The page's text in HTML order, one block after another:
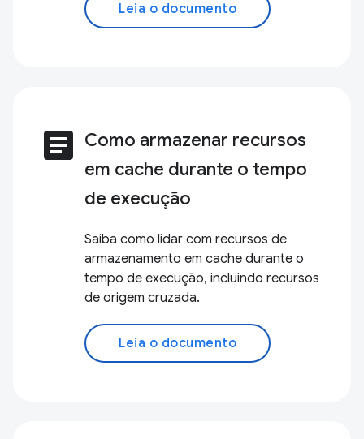
Leia o documento
article Como armazenar recursos
em cache durante o tempo
de execução
Saiba como lidar com recursos de
armazenamento em cache durante o
tempo de execução, incluindo recursos
de origem cruzada.
Leia o documento